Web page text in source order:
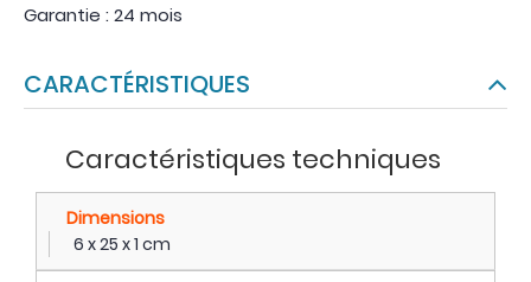
Garantie : 24 mois
CARACTÉRISTIQUES
Caractéristiques techniques
Dimensions
6 x 25 x 1 cm